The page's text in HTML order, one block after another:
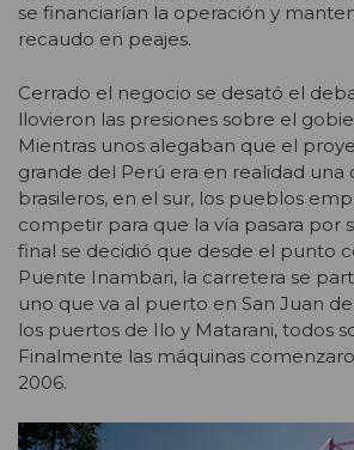
se financiarían la operación y
recaudo en peajes.
Cerrado el negocio se desató el
llovieron las presiones sobre el
Mientras unos alegaban que el
grande del Perú era en realidad una
brasileros, en el sur, los pueblos
competir para que la vía pasara por
final se decidió que desde el punto
Puente Inambari, la carretera se
uno que va al puerto en San Juan
los puertos de Ilo y Matarani, todos
Finalmente las máquinas
2006.